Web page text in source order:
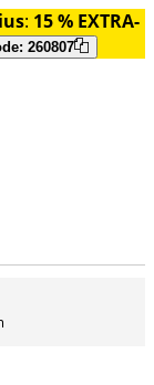
: 15 % EXTRA-
260807